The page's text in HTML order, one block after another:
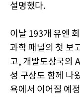
설명했다.
이날 193개 유엔
과학 패널의 첫 보
고, 개발도상국의
성 구상도 함께 나
욕에서 이어질 예